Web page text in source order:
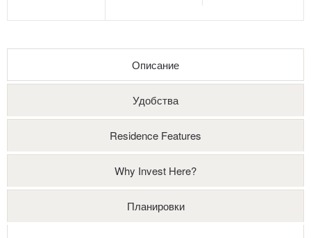
Описание
Удобства
Residence Features
Why Invest Here?
Планировки